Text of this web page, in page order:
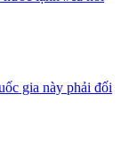
gia này phải đối